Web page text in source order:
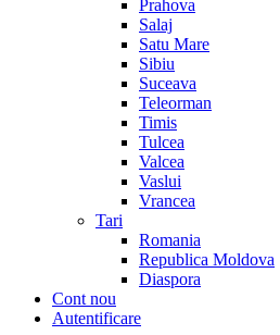
Prahova
Salaj
Satu Mare
Sibiu
Suceava
Teleorman
Timis
Tulcea
Valcea
Vaslui
Vrancea
Tari
Romania
Republica Moldova
Diaspora
Cont nou
Autentificare